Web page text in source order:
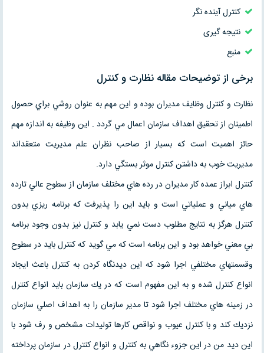
کنترل آینده نگر
نتیجه گیری
منبع
برخی از توضیحات مقاله نظارت و كنترل
نظارت و كنترل وظايف مديران بوده و اين مهم به عنوان روشي براي حصول
اطمينان از تحقيق اهداف سازمان اعمال مي گردد . اين وظيفه به اندازه مهم
حائز اهميت است كه بسيار از صاحب نظران علم مديريت متعقداند
مديريت خوب به داشتن كنترل موثر بستگي دارد.
كنترل ابراز عمده كار مديران در رده هاي مختلف سازمان از سطوح عالي تارده
هاي مياني و عملياتي است و بايد اين را پذیرفت كه برنامه ريزي بدون
كنترل هرگز به نتايج مطلوب دست نمي يابد و كنترل نيز بدون وجود برنامه
بي معني خواهد بود و اين برنامه است كه مي گويد كه كنترل بايد در سطوح
وقسمتهاي مختلفي اجرا شود كه اين ديدنگاه كردن به كنترل باعث ايجاد
انواع كنترل شده و به اين مفهوم است كه در يك سازمان بايد انواع كنترل
در زمينه هاي مختلف اجرا شود تا مدير سازمان را به اهداف اصلي سازمان
نزديك كند و با كنترل عيوب و نواقص كارها توليدات مشخص و رف شود با
اين ديد من در اين جزوء نگاهي به كنترل و انواع كنترل در سازمان پرداخته